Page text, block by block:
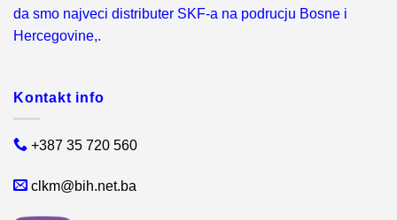
da smo najveci distributer SKF-a na podrucju Bosne i
Hercegovine,.
Kontakt info
+387 35 720 560
clkm@bih.net.ba